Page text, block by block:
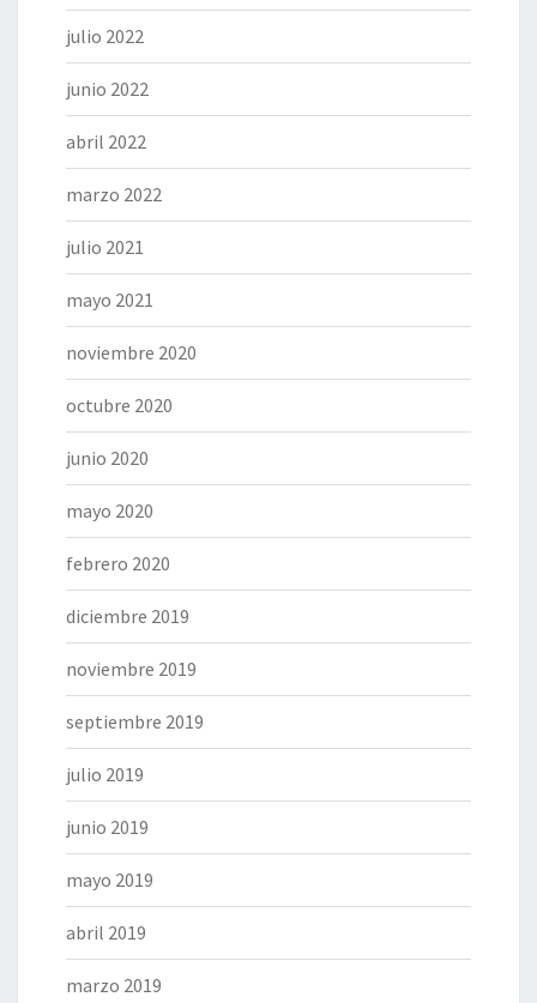
julio 2022
junio 2022
abril 2022
marzo 2022
julio 2021
mayo 2021
noviembre 2020
octubre 2020
junio 2020
mayo 2020
febrero 2020
diciembre 2019
noviembre 2019
septiembre 2019
julio 2019
junio 2019
mayo 2019
abril 2019
marzo 2019